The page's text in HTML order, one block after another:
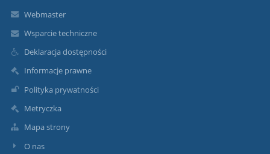
Webmaster
Wsparcie techniczne
Deklaracja dostępności
Informacje prawne
Polityka prywatności
Metryczka
Mapa strony
O nas